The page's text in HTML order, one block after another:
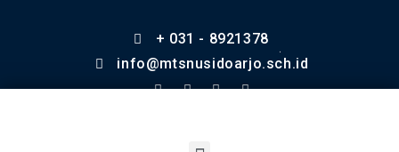
+ 031 - 8921378
info@mtsnusidoarjo.sch.id